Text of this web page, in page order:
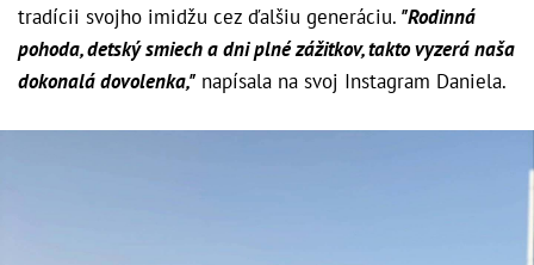
tradícii svojho imidžu cez ďalšiu generáciu. "Rodinná
pohoda, detský smiech a dni plné zážitkov, takto vyzerá naša
dokonalá dovolenka," napísala na svoj Instagram Daniela.